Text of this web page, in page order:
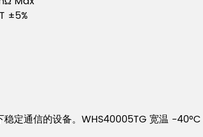
±5%
定通信的设备。WHS40005TG 宽温 -40°C